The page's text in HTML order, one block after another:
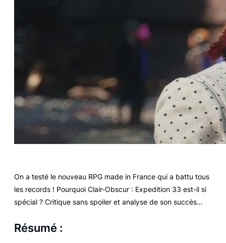
On a testé le nouveau RPG made in France qui a battu tous
les records ! Pourquoi Clair-Obscur : Expedition 33 est-il si
spécial ? Critique sans spoiler et analyse de son succès…
Résumé :